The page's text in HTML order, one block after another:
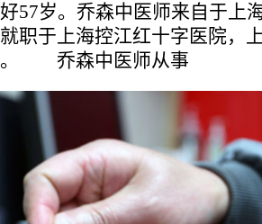
57岁。乔森中医师来自于上
职于上海控江红十字医院，
。 乔森中医师从事